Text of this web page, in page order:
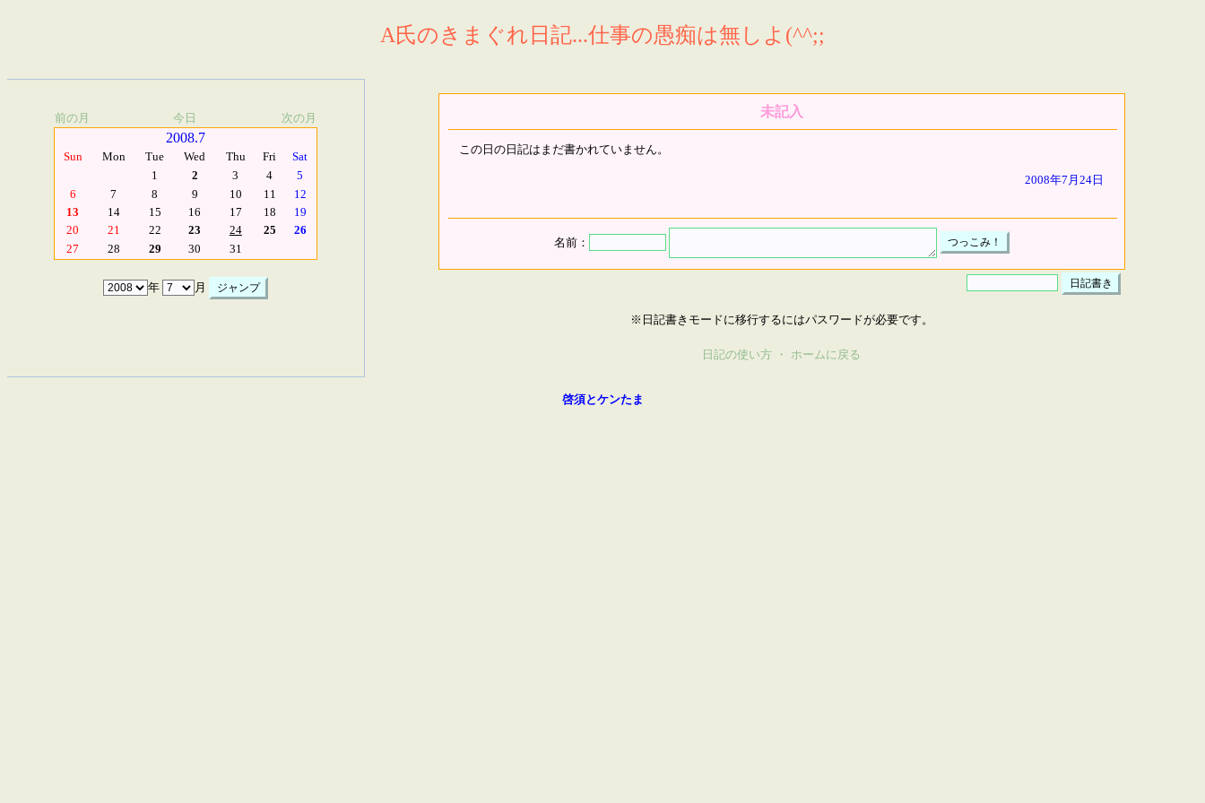
A氏のきまぐれ日記...仕事の愚痴は無しよ(^^;;
前の月 今日 次の月
2008.7
Sun Mon Tue Wed Thu Fri
Sat
1
2 3 4
5
6
7 8 9 10 11
12
13
14 15 16 17 18
19
20
21 22 23 24 25
26
27
28 29 30 31
年 月
未記入
この日の日記はまだ書かれていません。
2008年7月24日
名前：
※日記書きモードに移行するにはパスワードが必要です。
日記の使い方 ・ ホームに戻る
啓須とケンたま